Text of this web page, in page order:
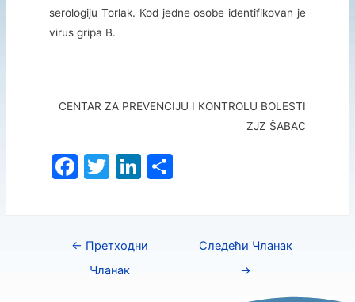
serologiju Torlak. Kod jedne osobe identifikovan je
virus gripa B.
CENTAR ZA PREVENCIJU I KONTROLU BOLESTI
ZJZ ŠABAC
F
e
b
T
er
Li
e
S
← Претходни
Чланак
Следећи Чланак
→